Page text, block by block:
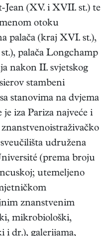
Jean (XV. i XVII. st.) te
otoku
palača (kraj XVI. st.),
palača Longchamp
nakon II. svjetskog
stambeni
stanovima na dvjema
je iza Pariza najveće i
udružena
(prema broju
utemeljeno
znanstvenim
mikrobiološki,
i dr.), galerijama,